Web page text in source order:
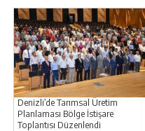
Denizli’de Tarımsal Üretim
Planlaması Bölge İstişare
Toplantısı Düzenlendi